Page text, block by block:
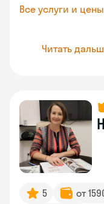
Все услуги и
Читать
5 от